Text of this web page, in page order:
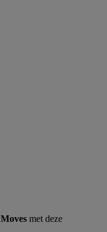
Moves met deze